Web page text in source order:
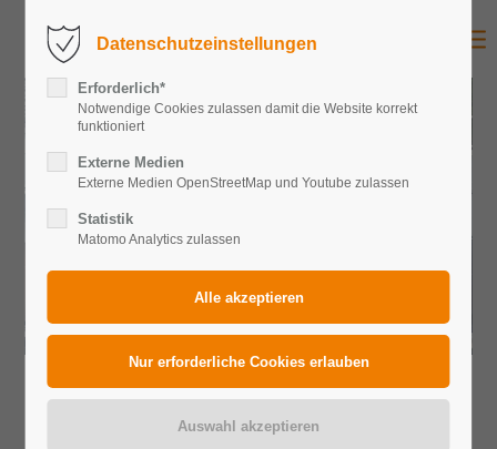
BRANCHENLÖSUNGEN
Datenschutzeinstellungen
Erforderlich*
Notwendige Cookies zulassen damit die Website korrekt
funktioniert
Externe Medien
Externe Medien OpenStreetMap und Youtube zulassen
Statistik
Matomo Analytics zulassen